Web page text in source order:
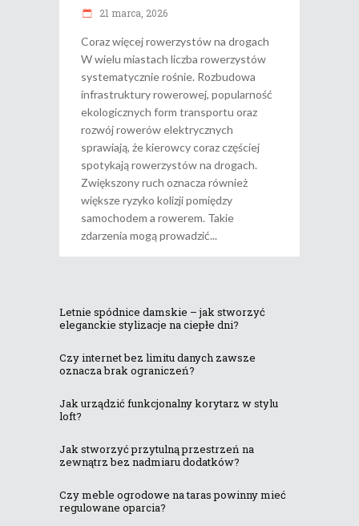
21 marca, 2026
Coraz więcej rowerzystów na drogach
W wielu miastach liczba rowerzystów
systematycznie rośnie. Rozbudowa
infrastruktury rowerowej, popularność
ekologicznych form transportu oraz
rozwój rowerów elektrycznych
sprawiają, że kierowcy coraz częściej
spotykają rowerzystów na drogach.
Zwiększony ruch oznacza również
większe ryzyko kolizji pomiędzy
samochodem a rowerem. Takie
zdarzenia mogą prowadzić
Letnie spódnice damskie – jak stworzyć
eleganckie stylizacje na ciepłe dni?
Czy internet bez limitu danych zawsze
oznacza brak ograniczeń?
Jak urządzić funkcjonalny korytarz w stylu
loft?
Jak stworzyć przytulną przestrzeń na
zewnątrz bez nadmiaru dodatków?
Czy meble ogrodowe na taras powinny mieć
regulowane oparcia?